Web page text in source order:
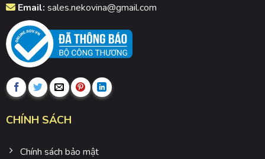
Email: sales.nekovina@gmail.com
CHÍNH SÁCH
Chính sách bảo mật